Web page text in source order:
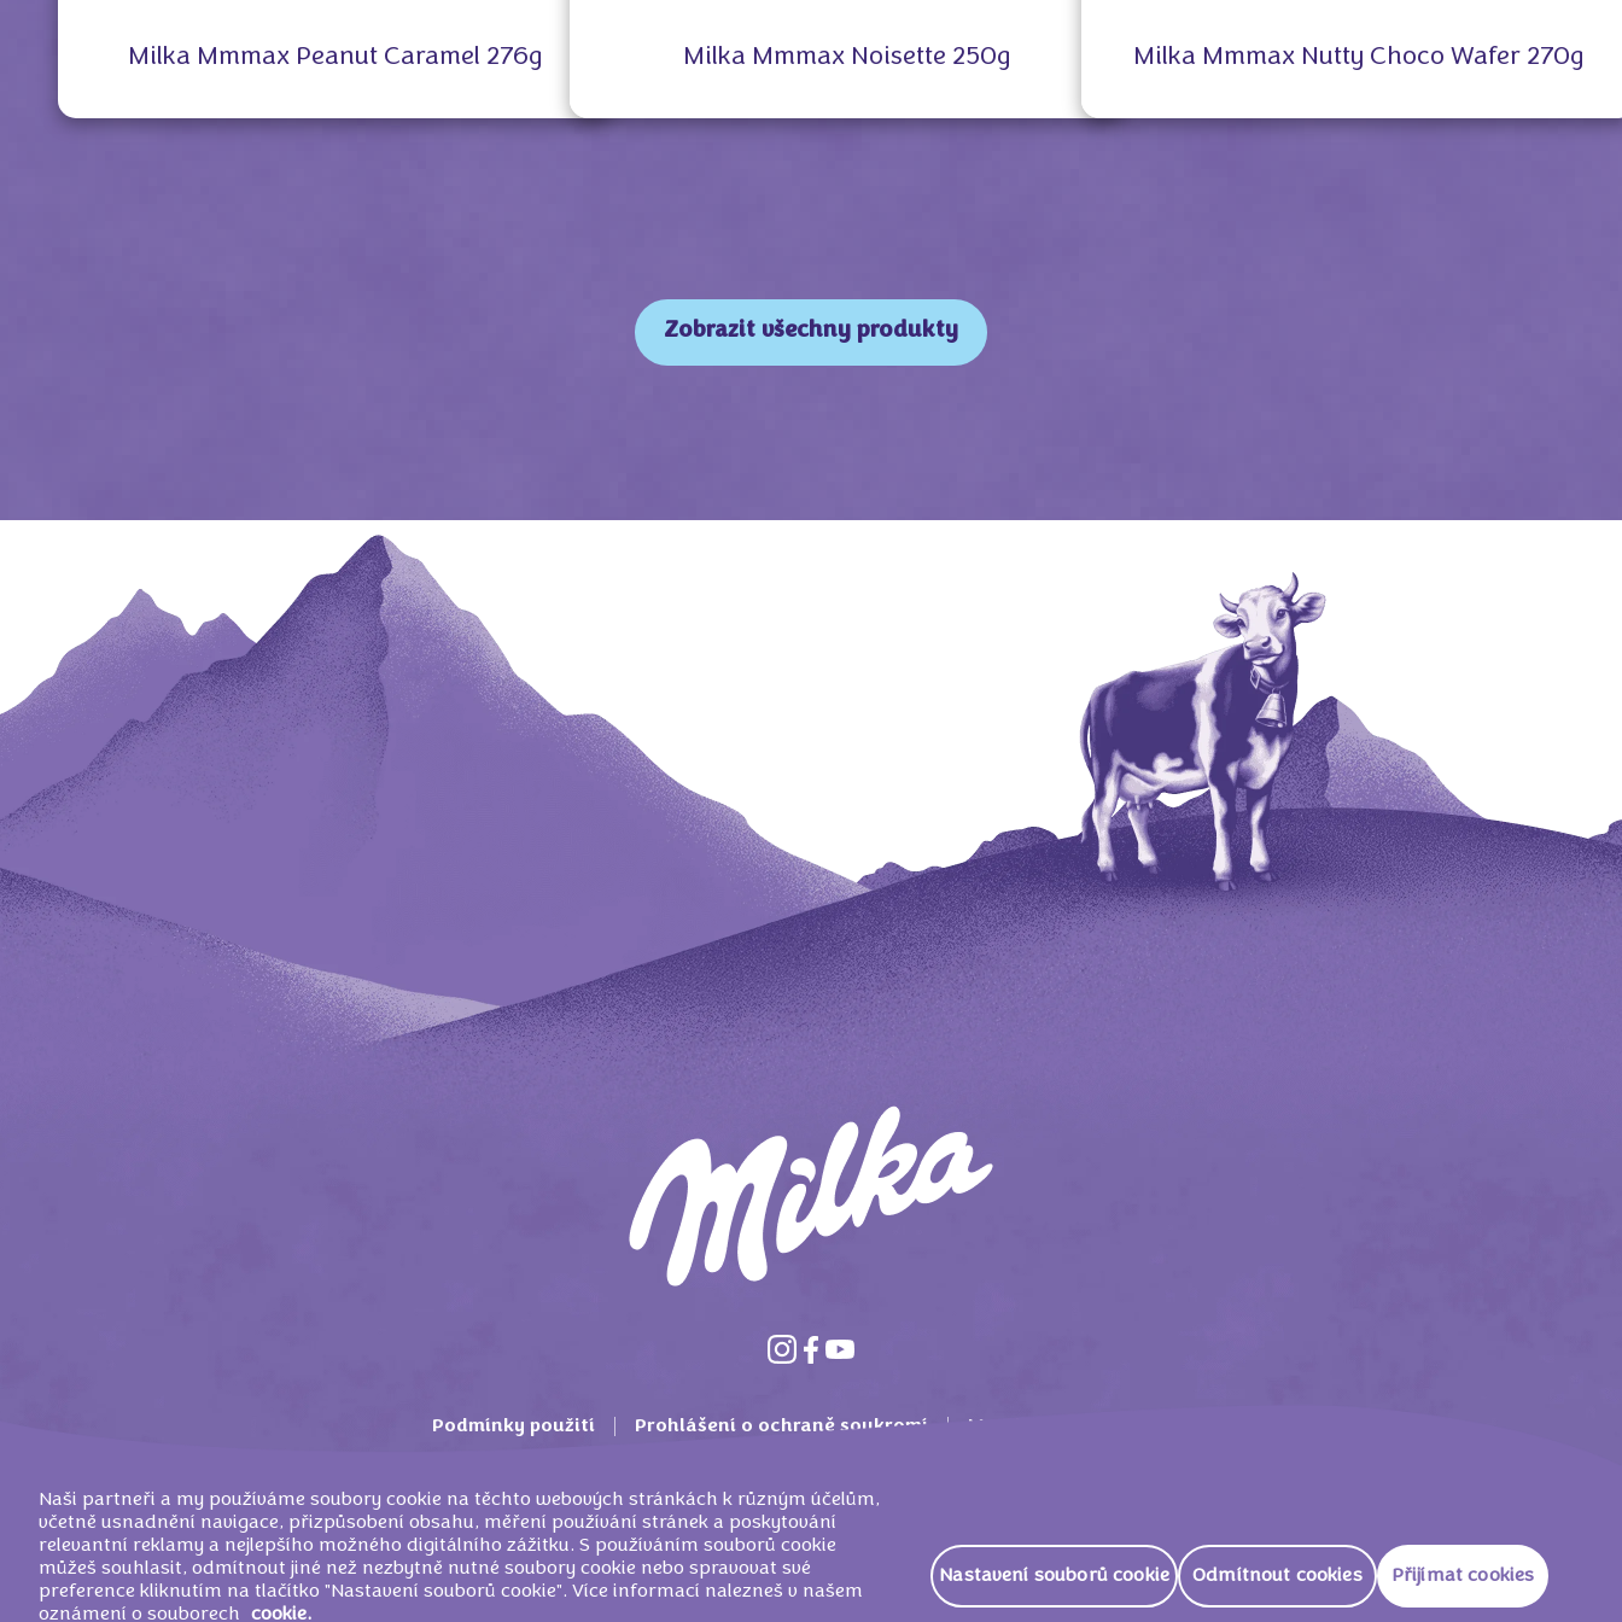
Milka Mmmax Peanut Caramel 276g Milka Mmmax Noisette 250g Milka Mmmax Nutty Choco Wafer 270g
Zobrazit všechny produkty
Podmínky použití Prohlášení o ochraně soukromí
Mondelez International
©2026 MONDELEZ EUROPE SERVICES GMBH - ODŠTĚPNÝ ZÁVOD ČESKÁ REPUBLIKA , PRAHA IČO 01435485 CZ
Naši partneři a my používáme soubory cookie na těchto webových stránkách k různým účelům,
včetně usnadnění navigace, přizpůsobení obsahu, měření používání stránek a poskytování
relevantní reklamy a nejlepšího možného digitálního zážitku. S používáním souborů cookie
můžeš souhlasit, odmítnout jiné než nezbytně nutné soubory cookie nebo spravovat své
preference kliknutím na tlačítko "Nastavení souborů cookie". Více informací nalezneš v našem
oznámení o souborech
cookie.
Nastavení souborů cookie Odmítnout cookies Přijímat cookies